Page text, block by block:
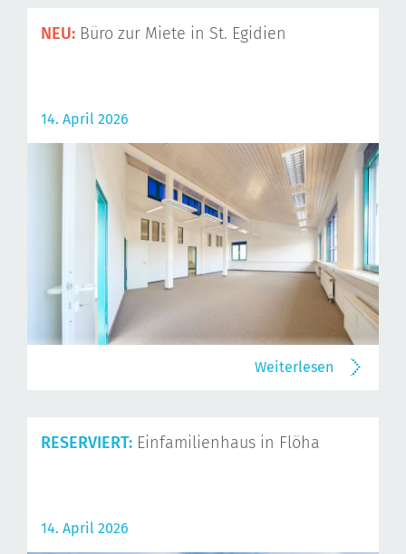
NEU: Büro zur Miete in St. Egidien
14. April 2026
Weiterlesen
RESERVIERT: Einfamilienhaus in Flöha
14. April 2026